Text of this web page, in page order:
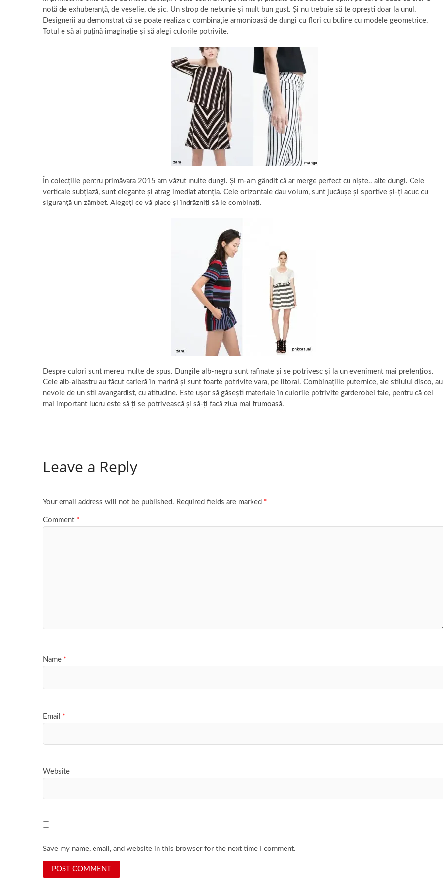
notă de exhuberanță, de veselie, de șic. Un strop de nebunie și mult bun gust. Și nu trebuie să te oprești doar la unul.
Designerii au demonstrat că se poate realiza o combinație armonioasă de dungi cu flori cu buline cu modele geometrice.
Totul e să ai puțină imaginație și să alegi culorile potrivite.
În colecțiile pentru primăvara 2015 am văzut multe dungi. Și m-am gândit că ar merge perfect cu niște.. alte dungi. Cele
verticale subțiază, sunt elegante și atrag imediat atenția. Cele orizontale dau volum, sunt jucăușe și sportive și-ți aduc cu
siguranță un zâmbet. Alegeți ce vă place și îndrăzniți să le combinați.
Despre culori sunt mereu multe de spus. Dungile alb-negru sunt rafinate și se potrivesc și la un eveniment mai pretențios.
Cele alb-albastru au făcut carieră în marină și sunt foarte potrivite vara, pe litoral. Combinațiile puternice, ale stilului disco, au
nevoie de un stil avangardist, cu atitudine. Este ușor să găsești materiale în culorile potrivite garderobei tale, pentru că cel
mai important lucru este să ți se potrivească și să-ți facă ziua mai frumoasă.
Leave a Reply
Your email address will not be published. Required fields are marked *
Comment *
Name *
Email *
Website
Save my name, email, and website in this browser for the next time I comment.